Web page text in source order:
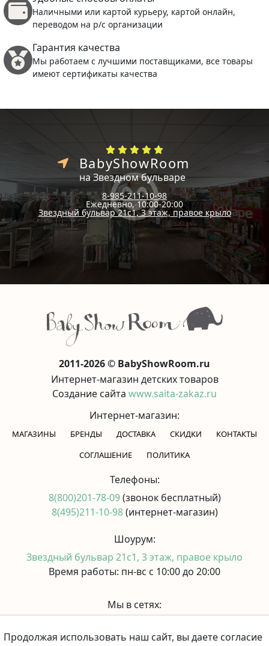
Наличными или картой курьеру, картой онлайн,
переводом на р/с организации
Гарантия качества
Мы работаем с лучшими поставщиками, все товары
имеют сертификаты качества
BabyShowRoom
на Звездном бульваре
8-985-211-10-98
Ежедневно, 10:00-20:00
Звездный бульвар 21с1, 3 этаж, правое крыло
2011-2026 © BabyShowRoom.ru
Интернет-магазин детских товаров
Создание сайта www.saita-zakaz.ru
Интернет-магазин:
МАГАЗИНЫ БРЕНДЫ ДОСТАВКА СКИДКИ
КОНТАКТЫ
CОГЛАШЕНИЕ
ПОЛИТИКА
Телефоны:
8(800)201-78-09(звонок бесплатный)
8(495)211-10-98(интернет-магазин)
Шоурум:
Звездный бульвар 21с1, 3 этаж, правое крыло
Время работы: пн-вс с 10:00 до 20:00
Мы в сетях:
Продолжая использовать наш сайт, вы даете согласие